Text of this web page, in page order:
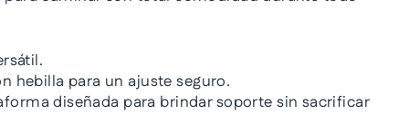
hebilla para un ajuste seguro.
diseñada para brindar soporte sin sacrificar